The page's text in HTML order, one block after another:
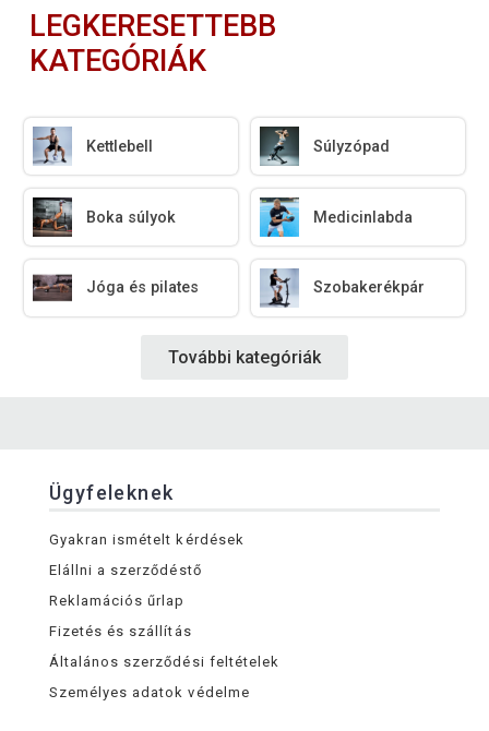
LEGKERESETTEBB
KATEGÓRIÁK
Kettlebell Súlyzópad
Boka súlyok Medicinlabda
Jóga és pilates Szobakerékpár
További kategóriák
Ügyfeleknek
Gyakran ismételt kérdések
Elállni a szerződéstő
Reklamációs űrlap
Fizetés és szállítás
Általános szerződési feltételek
Személyes adatok védelme